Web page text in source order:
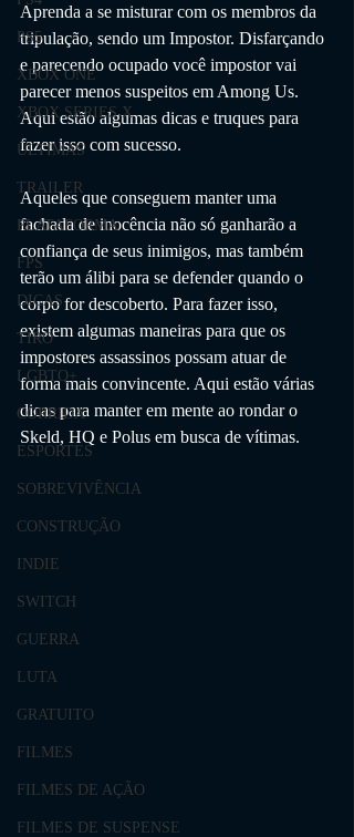
PS5
XBOX ONE
XBOX SERIES X
ÚLTIMAS
TRAILER
PLATAFORMA
FPS
DICAS
TIRO
LGBTQ+
CORRIDA
ESPORTES
SOBREVIVÊNCIA
CONSTRUÇÃO
INDIE
SWITCH
GUERRA
LUTA
GRATUITO
FILMES
FILMES DE AÇÃO
FILMES DE SUSPENSE
Aprenda a se misturar com os membros da
tripulação, sendo um Impostor. Disfarçando
e parecendo ocupado você impostor vai
parecer menos suspeitos em Among Us.
Aqui estão algumas dicas e truques para
fazer isso com sucesso.
Aqueles que conseguem manter uma
fachada de inocência não só ganharão a
confiança de seus inimigos, mas também
terão um álibi para se defender quando o
corpo for descoberto. Para fazer isso,
existem algumas maneiras para que os
impostores assassinos possam atuar de
forma mais convincente. Aqui estão várias
dicas para manter em mente ao rondar o
Skeld, HQ e Polus em busca de vítimas.